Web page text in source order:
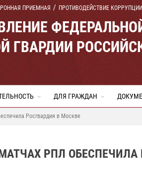
ПРИЕМНАЯ ПРОТИВОДЕЙСТВИЕ КОРРУПЦИИ
ГВАРДИИ
ДЛЯ ГРАЖДАН
Росгвардия в Москве
РПЛ ОБЕСПЕЧИЛА